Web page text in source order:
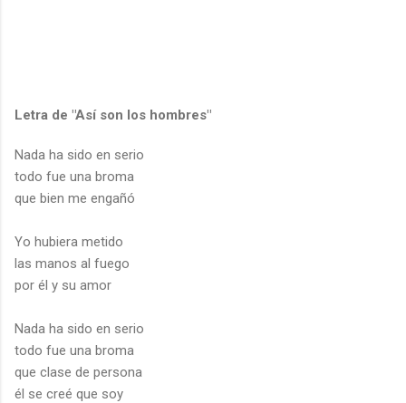
Letra de "Así son los hombres"
Nada ha sido en serio
todo fue una broma
que bien me engañó
Yo hubiera metido
las manos al fuego
por él y su amor
Nada ha sido en serio
todo fue una broma
que clase de persona
él se creé que soy